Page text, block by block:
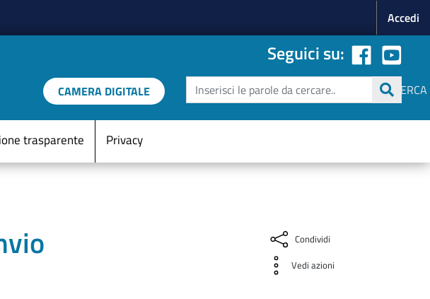
Accedi
Seguici su:
CAMERA DIGITALE Cerca
CERCA
trasparente Privacy
Condividi
Vedi azioni